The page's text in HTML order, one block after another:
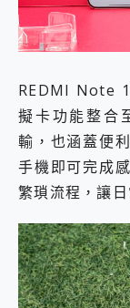
REDMI Note
擬卡功能整合
輸，也涵蓋便
手機即可完成
繁瑣流程，讓